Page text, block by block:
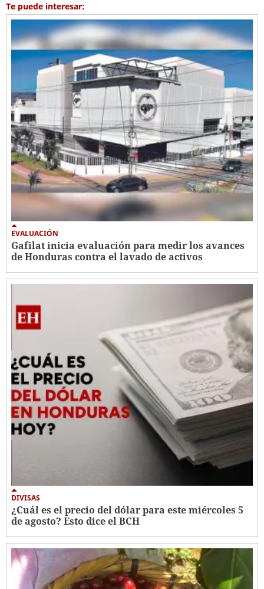
Te puede interesar:
EVALUACIÓN
Gafilat inicia evaluación para medir los avances
de Honduras contra el lavado de activos
DIVISAS
¿Cuál es el precio del dólar para este miércoles 5
de agosto? Esto dice el BCH